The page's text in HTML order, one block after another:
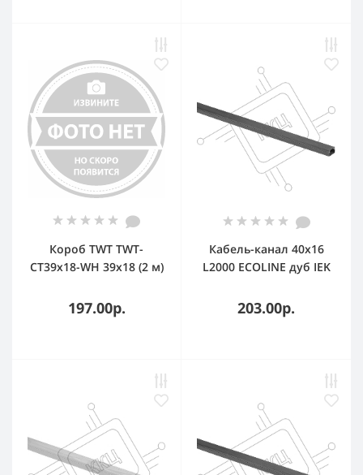
Короб TWT TWT-
CT39x18-WH 39х18 (2 м)
197.00р.
Кабель-канал 40х16
L2000 ECOLINE дуб IEK
203.00р.